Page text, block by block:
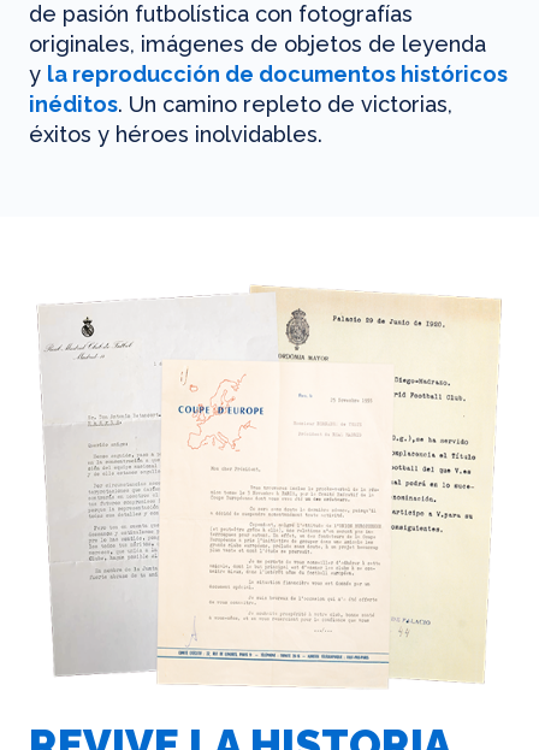
de pasión futbolística con fotografías
originales, imágenes de objetos de leyenda
y la reproducción de documentos históricos
inéditos. Un camino repleto de victorias,
éxitos y héroes inolvidables.